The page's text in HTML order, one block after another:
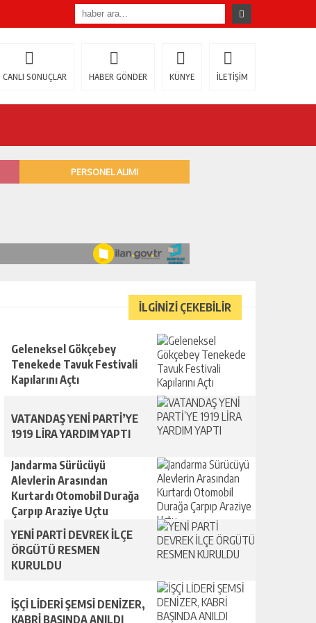
CANLI SONUÇLAR HABER GÖNDER KÜNYE İLETİŞİM
İLGİNİZİ ÇEKEBİLİR
Geleneksel Gökçebey
Tenekede Tavuk Festivali
Kapılarını Açtı
VATANDAŞ YENİ PARTİ’YE
1919 LİRA YARDIM YAPTI
Jandarma Sürücüyü
Alevlerin Arasından
Kurtardı Otomobil Durağa
Çarpıp Araziye Uçtu
YENİ PARTİ DEVREK İLÇE
ÖRGÜTÜ RESMEN
KURULDU
İŞÇİ LİDERİ ŞEMSİ DENİZER,
KABRİ BAŞINDA ANILDI